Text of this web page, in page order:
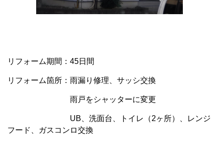
リフォーム期間：45日間
リフォーム箇所：雨漏り修理、サッシ交換
雨戸をシャッターに変更
UB、洗面台、トイレ（2ヶ所）、レンジ
フード、ガスコンロ交換